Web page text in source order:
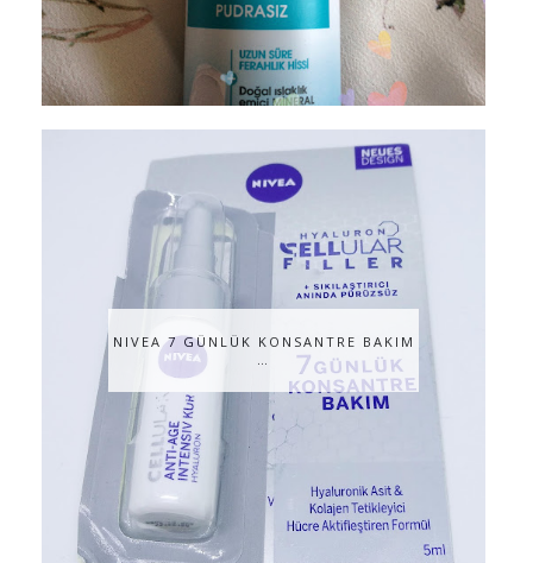
NIVEA 7 GÜNLÜK KONSANTRE BAKIM